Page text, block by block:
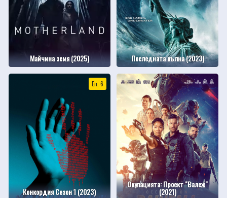
Майчина земя (2025) Последната вълна (2023)
Еп. 6
Конкордия Сезон 1 (2023)
Окупацията: Проект "Валеж"
(2021)